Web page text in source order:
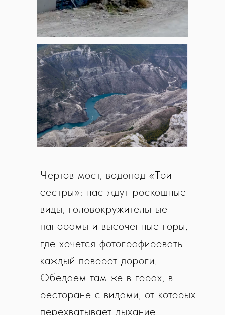
Чертов мост, водопад «Три
сестры»: нас ждут роскошные
виды, головокружительные
панорамы и высоченные горы,
где хочется фотографировать
каждый поворот дороги.
Обедаем там же в горах, в
ресторане с видами, от которых
перехватывает дыхание